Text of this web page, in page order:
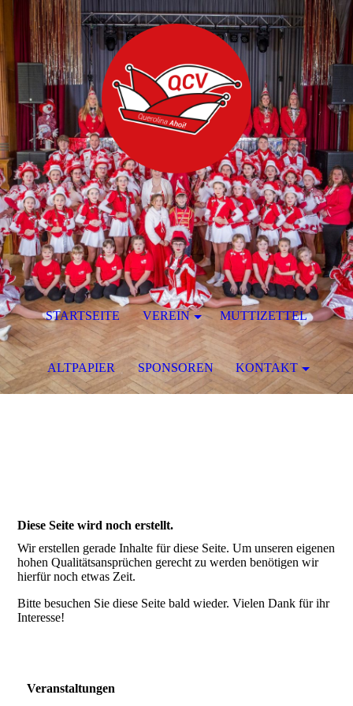
Diese Seite wird noch erstellt.
Wir erstellen gerade Inhalte für diese Seite. Um unseren eigenen
hohen Qualitätsansprüchen gerecht zu werden benötigen wir
hierfür noch etwas Zeit.
Bitte besuchen Sie diese Seite bald wieder. Vielen Dank für ihr
Interesse!
Veranstaltungen
STARTSEITE VEREIN MUTTIZETTEL
ALTPAPIER SPONSOREN KONTAKT